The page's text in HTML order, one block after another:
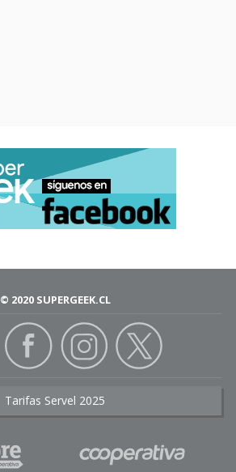
© 2020 SUPERGEEK.CL
Tarifas Servel 2025